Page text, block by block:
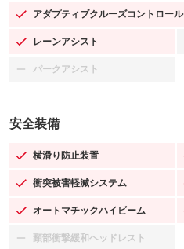
アダプティブクルーズコントロール
：装備あり
レーンアシスト
：装備あり
パークアシスト
：装備なし
安全装備
横滑り防止装置
：装備あり
衝突被害軽減システム
：装備あり
オートマチックハイビーム
：装備あり
頸部衝撃緩和ヘッドレスト
：装備なし